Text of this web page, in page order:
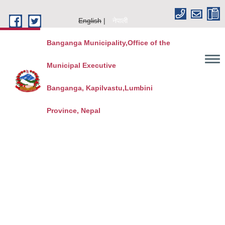
English
नेपाली
Banganga Municipality,Office of the
Municipal Executive
Banganga, Kapilvastu,Lumbini
Province, Nepal